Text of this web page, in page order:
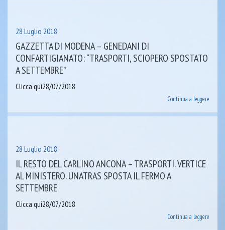
28 Luglio 2018
GAZZETTA DI MODENA – GENEDANI DI
CONFARTIGIANATO: “TRASPORTI, SCIOPERO SPOSTATO
A SETTEMBRE”
Clicca qui28/07/2018
Continua a leggere
28 Luglio 2018
IL RESTO DEL CARLINO ANCONA – TRASPORTI. VERTICE
AL MINISTERO. UNATRAS SPOSTA IL FERMO A
SETTEMBRE
Clicca qui28/07/2018
Continua a leggere